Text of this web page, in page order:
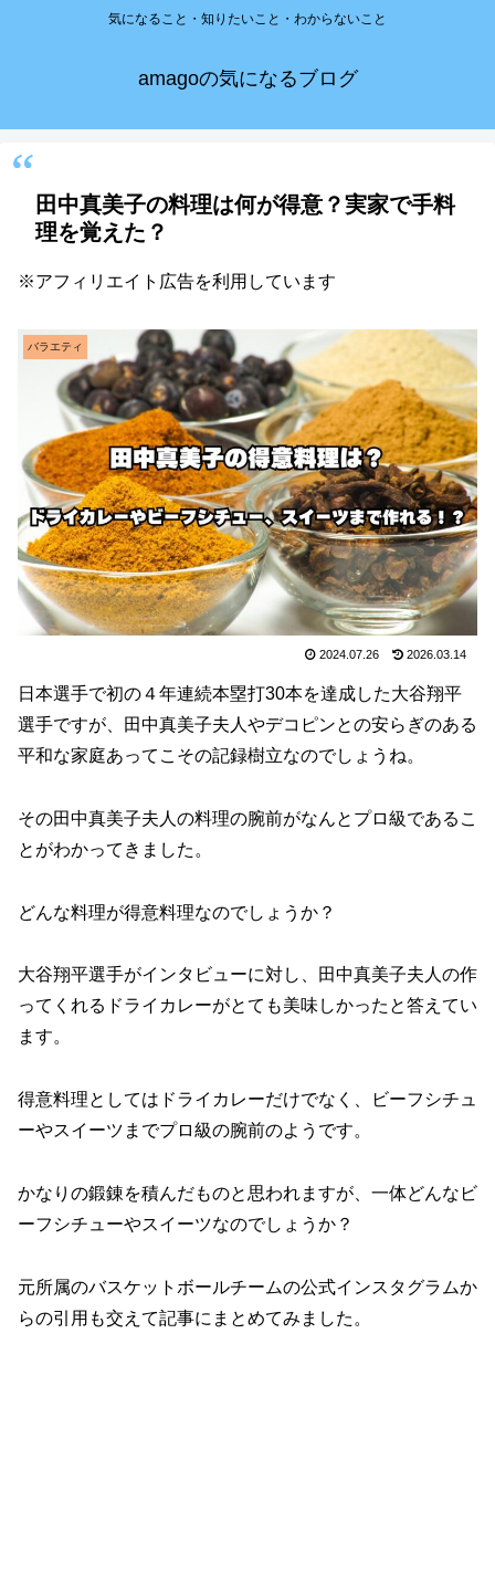
気になること・知りたいこと・わからないこと
amagoの気になるブログ
田中真美子の料理は何が得意？実家で手料
理を覚えた？
※アフィリエイト広告を利用しています
バラエティ
2024.07.26 2026.03.14
日本選手で初の４年連続本塁打30本を達成した大谷翔平
選手ですが、田中真美子夫人やデコピンとの安らぎのある
平和な家庭あってこその記録樹立なのでしょうね。
その田中真美子夫人の料理の腕前がなんとプロ級であるこ
とがわかってきました。
どんな料理が得意料理なのでしょうか？
大谷翔平選手がインタビューに対し、田中真美子夫人の作
ってくれるドライカレーがとても美味しかったと答えてい
ます。
得意料理としてはドライカレーだけでなく、ビーフシチュ
ーやスイーツまでプロ級の腕前のようです。
かなりの鍛錬を積んだものと思われますが、一体どんなビ
ーフシチューやスイーツなのでしょうか？
元所属のバスケットボールチームの公式インスタグラムか
らの引用も交えて記事にまとめてみました。